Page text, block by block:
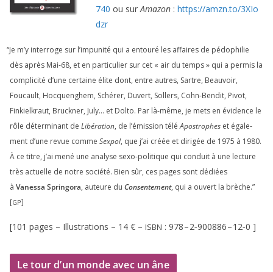
740 ou sur Amazon : https://​amzn​.to/​3​X​I​o​
dzr
“Je m’y inter­roge sur l’impunité qui a entou­ré les affaires de pédo­phi­lie
dès après Mai-68, et en par­ti­cu­lier sur cet « air du temps » qui a per­mis la
com­pli­ci­té d’une cer­taine élite dont, entre autres, Sartre, Beauvoir,
Foucault, Hocquenghem, Schérer, Duvert, Sollers, Cohn-Bendit, Pivot,
Finkielkraut, Bruckner, July… et Dolto. Par là-même, je mets en évi­dence le
rôle déter­mi­nant de Libération, de l’émission téléApostrophes et éga­le­
ment d’une revue comme Sexpol, que j’ai créée et diri­gée de 1975 à 1980.
À ce titre, j’ai mené une ana­lyse sexo-poli­tique qui conduit à une lec­ture
très actuelle de notre socié­té. Bien sûr, ces pages sont dédiées
à Vanessa Springora, auteure du Consentement, qui a ouvert la brèche.”
[GP]
[101 pages – Illustrations – 14 € – ISBN : 978–2‑900886–12‑0 ]
Le tour d’un monde avec un âne